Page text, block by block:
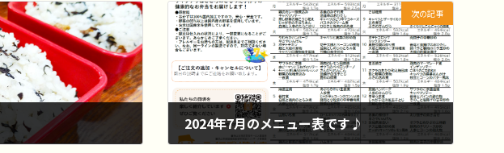
次の記事
2024年7月のメニュー表です♪